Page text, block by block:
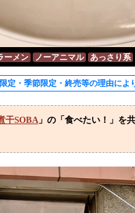
ーメン ノーアニマル あっさり系
定・季節限定・終売等の理由によ
干SOBA」の「食べたい！」を